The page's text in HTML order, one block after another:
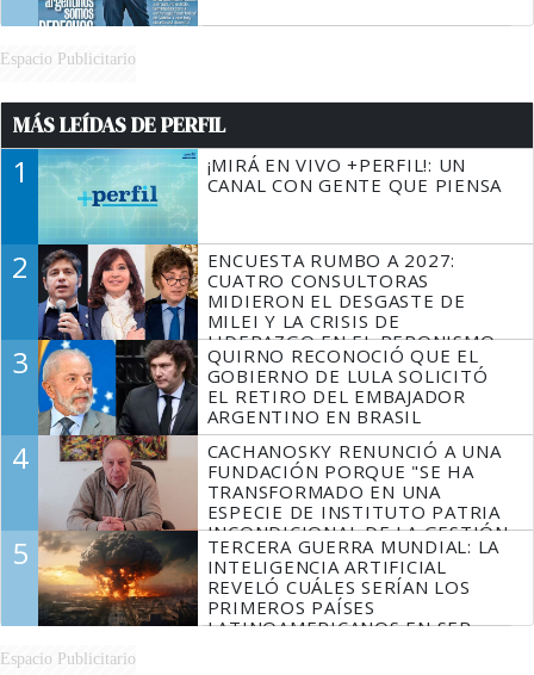
Espacio Publicitario
MÁS LEÍDAS DE PERFIL
1
¡MIRÁ EN VIVO +PERFIL!: UN
CANAL CON GENTE QUE PIENSA
2
ENCUESTA RUMBO A 2027:
CUATRO CONSULTORAS
MIDIERON EL DESGASTE DE
MILEI Y LA CRISIS DE
LIDERAZGO EN EL PERONISMO
3
QUIRNO RECONOCIÓ QUE EL
GOBIERNO DE LULA SOLICITÓ
EL RETIRO DEL EMBAJADOR
ARGENTINO EN BRASIL
4
CACHANOSKY RENUNCIÓ A UNA
FUNDACIÓN PORQUE "SE HA
TRANSFORMADO EN UNA
ESPECIE DE INSTITUTO PATRIA
INCONDICIONAL DE LA GESTIÓN
DE MILEI"
5
TERCERA GUERRA MUNDIAL: LA
INTELIGENCIA ARTIFICIAL
REVELÓ CUÁLES SERÍAN LOS
PRIMEROS PAÍSES
LATINOAMERICANOS EN SER
Espacio Publicitario